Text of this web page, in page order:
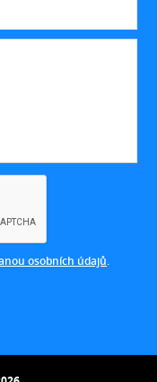
osobních údajů